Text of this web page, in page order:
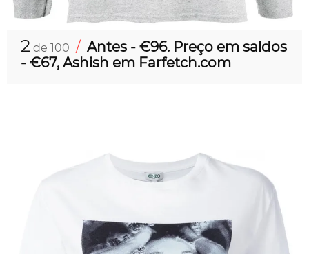
2 de 100 / Antes - €96. Preço em saldos
- €67, Ashish em Farfetch.com